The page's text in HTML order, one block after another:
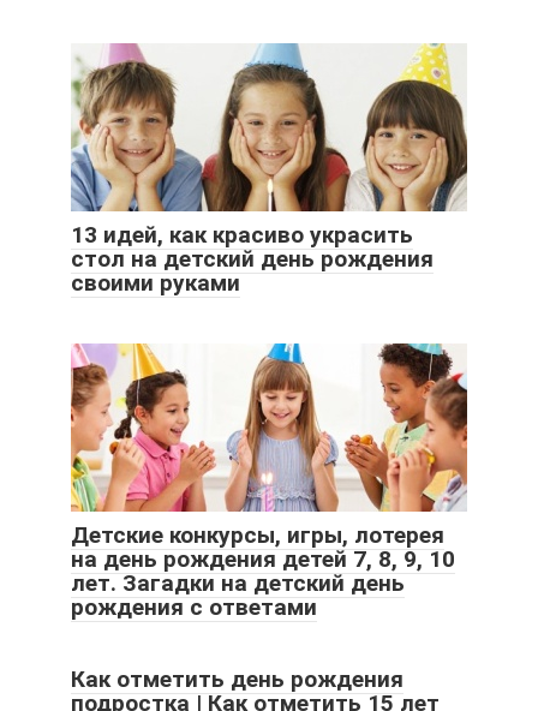
13 идей, как красиво украсить
стол на детский день рождения
своими руками
Детские конкурсы, игры, лотерея
на день рождения детей 7, 8, 9, 10
лет. Загадки на детский день
рождения с ответами
Как отметить день рождения
подростка | Как отметить 15 лет